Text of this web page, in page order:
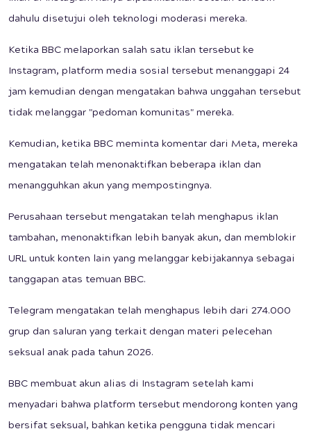
dahulu disetujui oleh teknologi moderasi mereka.
Ketika BBC melaporkan salah satu iklan tersebut ke
Instagram, platform media sosial tersebut menanggapi 24
jam kemudian dengan mengatakan bahwa unggahan tersebut
tidak melanggar "pedoman komunitas" mereka.
Kemudian, ketika BBC meminta komentar dari Meta, mereka
mengatakan telah menonaktifkan beberapa iklan dan
menangguhkan akun yang mempostingnya.
Perusahaan tersebut mengatakan telah menghapus iklan
tambahan, menonaktifkan lebih banyak akun, dan memblokir
URL untuk konten lain yang melanggar kebijakannya sebagai
tanggapan atas temuan BBC.
Telegram mengatakan telah menghapus lebih dari 274.000
grup dan saluran yang terkait dengan materi pelecehan
seksual anak pada tahun 2026.
BBC membuat akun alias di Instagram setelah kami
menyadari bahwa platform tersebut mendorong konten yang
bersifat seksual, bahkan ketika pengguna tidak mencari